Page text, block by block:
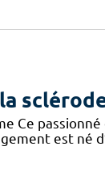
Ce
est né